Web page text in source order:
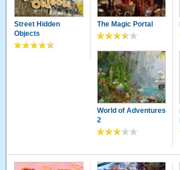
Street Hidden
Objects
The Magic Portal
World of Adventures
2